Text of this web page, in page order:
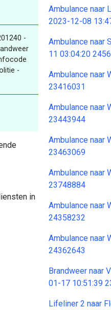
-
-
in
Ambulance naar
2023-12-08
Ambulance naar
11 03:04:20
Ambulance naar
23416031
Ambulance naar
23443944
Ambulance naar
23463069
Ambulance naar
23748884
Ambulance naar
24358232
Ambulance naar
24362643
Brandweer naar
01-17 10:51:39
Lifeliner 2 naar